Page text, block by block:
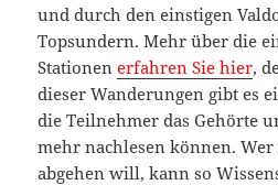
und durch den einstigen
Topsundern. Mehr über die
Stationenerfahren Sie hier,
dieser Wanderungen gibt es
die Teilnehmer das Gehörte
mehr nachlesen können.
abgehen will, kann so